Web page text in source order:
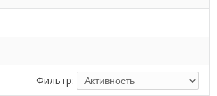
Фильтр: